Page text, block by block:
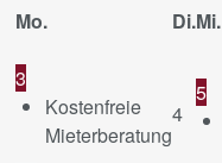
Mo. Di.Mi.
3
Kostenfreie
Mieterberatung
4
5